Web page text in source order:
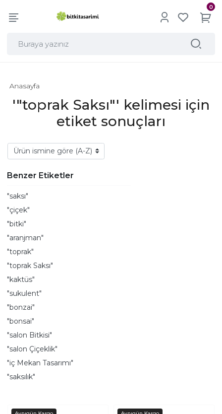
0
'"toprak Saksı"' kelimesi için
etiket sonuçları
Anasayfa
Benzer Etiketler
"saksı"
"çiçek"
"bitki"
"aranjman"
"toprak"
"toprak Saksı"
"kaktüs"
"sukulent"
"bonzai"
"bonsai"
"salon Bitkisi"
"salon Çiçeklik"
"iç Mekan Tasarımı"
"saksılık"